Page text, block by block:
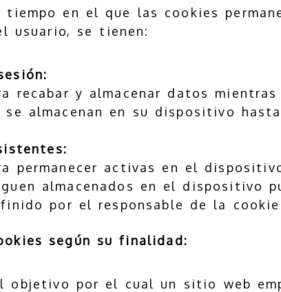
tiempo en el que las cookies
usuario, se tienen:
recabar y almacenar datos
se almacenan en su dispositivo
permanecer activas en el
almacenados en el dispositivo
por el responsable de la
según su finalidad:
objetivo por el cual un sitio web